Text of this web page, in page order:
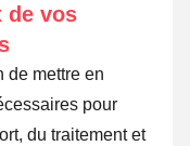
de vos
de mettre en
pour
du traitement et